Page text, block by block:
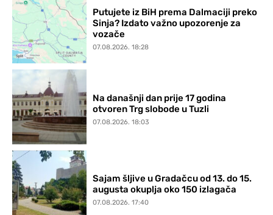
Putujete iz BiH prema Dalmaciji preko
Sinja? Izdato važno upozorenje za
vozače
07.08.2026. 18:28
Na današnji dan prije 17 godina
otvoren Trg slobode u Tuzli
07.08.2026. 18:03
Sajam šljive u Gradačcu od 13. do 15.
augusta okuplja oko 150 izlagača
07.08.2026. 17:40